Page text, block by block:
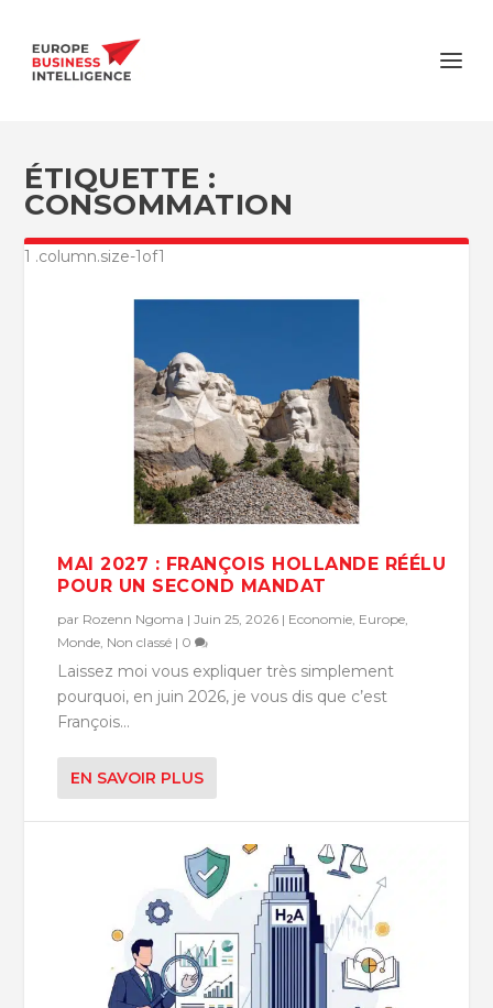
ÉTIQUETTE :
CONSOMMATION
MAI 2027 : FRANÇOIS HOLLANDE RÉÉLU
POUR UN SECOND MANDAT
par Rozenn Ngoma |Juin 25, 2026 | Economie Europe
Monde Non classé | 0
Laissez moi vous expliquer très simplement
pourquoi, en juin 2026, je vous dis que c’est
François...
EN SAVOIR PLUS